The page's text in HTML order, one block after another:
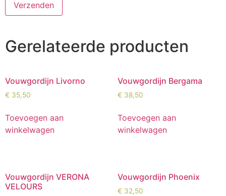
Gerelateerde producten
Vouwgordijn Livorno
€ 35,50
Toevoegen aan
winkelwagen
Vouwgordijn Bergama
€ 38,50
Toevoegen aan
winkelwagen
Vouwgordijn VERONA
VELOURS
Vouwgordijn Phoenix
€ 32,50